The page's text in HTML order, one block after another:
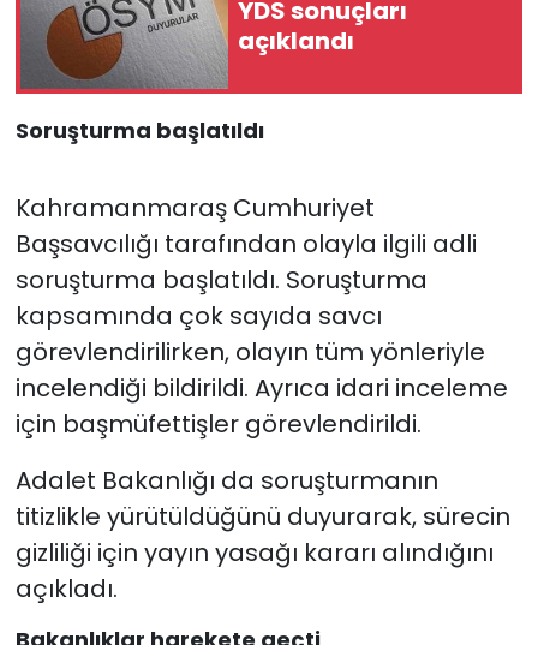
YDS sonuçları
açıklandı
Soruşturma başlatıldı
Kahramanmaraş Cumhuriyet
Başsavcılığı tarafından olayla ilgili adli
soruşturma başlatıldı. Soruşturma
kapsamında çok sayıda savcı
görevlendirilirken, olayın tüm yönleriyle
incelendiği bildirildi. Ayrıca idari inceleme
için başmüfettişler görevlendirildi.
Adalet Bakanlığı da soruşturmanın
titizlikle yürütüldüğünü duyurarak, sürecin
gizliliği için yayın yasağı kararı alındığını
açıkladı.